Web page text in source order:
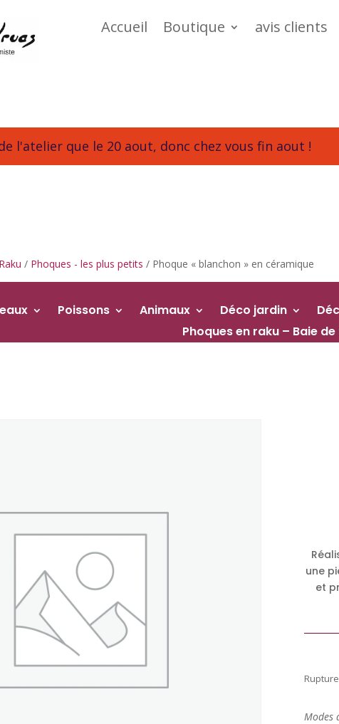
Accueil Boutique avis clients
l'atelier que le 20 aout, donc chez vous fin aout !
/ Phoques - les plus petits / Phoque « blanchon » en céramique
Poissons Animaux Déco jardin
Phoques en raku – Baie
une
et
Modes